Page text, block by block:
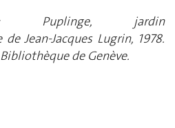
Puplinge, jardin
Jean-Jacques Lugrin, 1978.
de Genève.